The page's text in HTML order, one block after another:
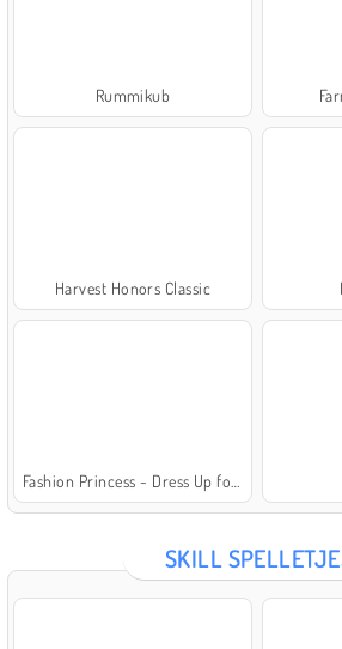
Rummikub
Harvest Honors Classic
Fashion Princess - Dress Up for Girls
SKILL